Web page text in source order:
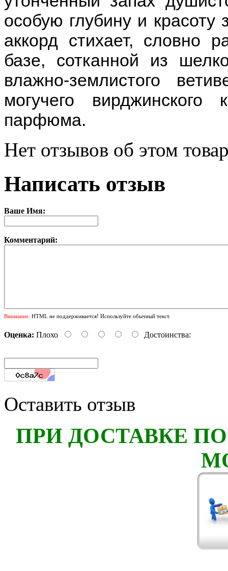
особую глубину и красоту
аккорд стихает, словно
базе, сотканной из
влажно-землистого
могучего
парфюма.
Нет отзывов об этом
Написать отзыв
Ваше Имя:
Комментарий:
Внимание: HTML не поддерживается! Используйте обычный текст.
Оценка: Плохо Достоинства:
Оставить отзыв
ПРИ ДОСТАВКЕ